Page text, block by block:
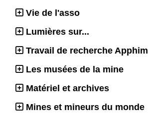
Vie de l'asso
Lumières sur...
Travail de recherche Apphim
Les musées de la mine
Matériel et archives
Mines et mineurs du monde